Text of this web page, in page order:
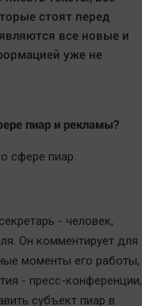
стоят перед
все новые и
уже не
пиар и рекламы?
сфере пиар.
- человек,
Он комментирует для
моменты его работы,
- пресс-конференции,
субъект пиар в